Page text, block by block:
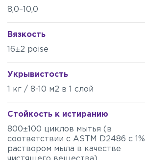
8,0–10,0
Вязкость
16±2 poise
Укрывистость
1 кг / 8-10 м2 в 1 слой
Стойкость к истиранию
800±100 циклов мытья (в
соответствии с ASTM D2486 с 1%
раствором мыла в качестве